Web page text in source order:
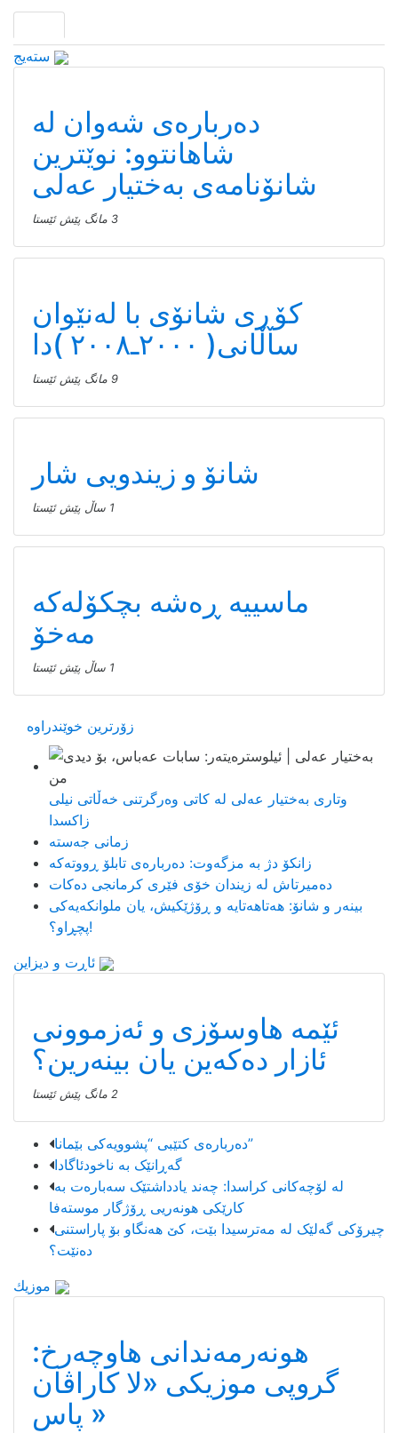
دەربارەی شەوان لە
شاهانتوو: نوێترین
شانۆنامەی بەختیار عەلی
3 مانگ پێش ئێستا
کۆڕی شانۆی با لەنێوان
ساڵانی( ٢٠٠٠ـ٢٠٠٨ )دا
9 مانگ پێش ئێستا
شانۆ و زیندویی شار
1 ساڵ پێش ئێستا
ماسییه ڕەشە بچکۆلەکە
مەخۆ
1 ساڵ پێش ئێستا
زۆرترین خوێندراوە
وتاری بەختیار عەلی لە کاتی وەرگرتنی خەڵاتی نیلی
زاکسدا
زمانی جەستە
زانکۆ دژ بە مزگەوت: دەربارەى تابلۆ ڕووتەکە
ده‌میرتاش له‌ زیندان خۆی فێری كرمانجی ده‌كات
بینەر و شانۆ: هەتاھەتایە و ڕۆژێکیش، یان ملوانکەیەکی
پچڕاو؟!
ئێمە هاوسۆزی و ئەزموونی
ئازار دەکەین یان بینەرین؟
2 مانگ پێش ئێستا
دەربارەی کتێبی “پشوویەکی بێمانا”
لە لۆچەکانی کراسدا: چەند یادداشتێک سەبارەت بە
چیرۆکی گەلێک لە مەترسیدا بێت، کێ هەنگاو بۆ پاراستنی
هونەرمەندانی هاوچەرخ:
گروپی موزیكی «لا كاراڤان
پاس»